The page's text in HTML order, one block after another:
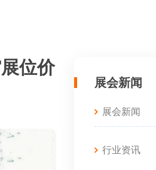
位价
展会新闻
展会新闻
行业资讯